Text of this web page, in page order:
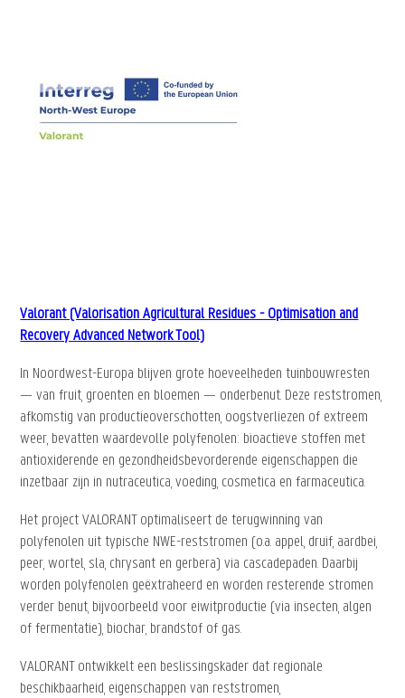
Valorant (Valorisation Agricultural Residues - Optimisation and
Recovery Advanced Network Tool)
In Noordwest-Europa blijven grote hoeveelheden tuinbouwresten
— van fruit, groenten en bloemen — onderbenut. Deze reststromen,
afkomstig van productieoverschotten, oogstverliezen of extreem
weer, bevatten waardevolle polyfenolen: bioactieve stoffen met
antioxiderende en gezondheidsbevorderende eigenschappen die
inzetbaar zijn in nutraceutica, voeding, cosmetica en farmaceutica.
Het project VALORANT optimaliseert de terugwinning van
polyfenolen uit typische NWE-reststromen (o.a. appel, druif, aardbei,
peer, wortel, sla, chrysant en gerbera) via cascadepaden. Daarbij
worden polyfenolen geëxtraheerd en worden resterende stromen
verder benut, bijvoorbeeld voor eiwitproductie (via insecten, algen
of fermentatie), biochar, brandstof of gas.
VALORANT ontwikkelt een beslissingskader dat regionale
beschikbaarheid, eigenschappen van reststromen,